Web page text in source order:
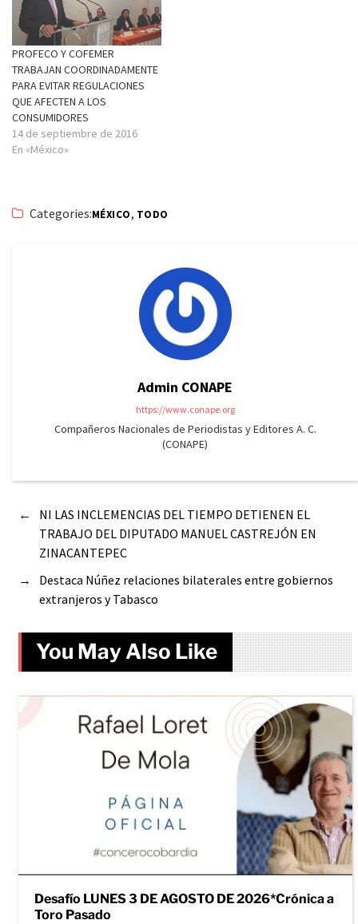
PROFECO Y COFEMER
TRABAJAN COORDINADAMENTE
PARA EVITAR REGULACIONES
QUE AFECTEN A LOS
CONSUMIDORES
14 de septiembre de 2016
En «México»
Categories:MÉXICO, TODO
Admin CONAPE
https://www.conape.org
Compañeros Nacionales de Periodistas y Editores A. C.
(CONAPE)
←
NI LAS INCLEMENCIAS DEL TIEMPO DETIENEN EL
TRABAJO DEL DIPUTADO MANUEL CASTREJÓN EN
ZINACANTEPEC
→
Destaca Núñez relaciones bilaterales entre gobiernos
extranjeros y Tabasco
You May Also Like
Desafío LUNES 3 DE AGOSTO DE 2026*Crónica a
Toro Pasado